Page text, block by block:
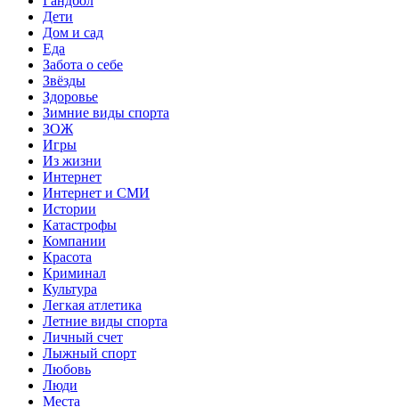
Дети
Дом и сад
Еда
Забота о себе
Звёзды
Здоровье
Зимние виды спорта
ЗОЖ
Игры
Из жизни
Интернет
Интернет и СМИ
Истории
Катастрофы
Компании
Красота
Криминал
Культура
Легкая атлетика
Летние виды спорта
Личный счет
Лыжный спорт
Любовь
Люди
Места